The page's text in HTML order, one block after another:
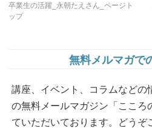
卒業生の活躍_永朝たえさん_ページト
ップ
無料メルマガで
講座、イベント、コラムなどの
の無料メールマガジン「こころ
ていただいております。どうぞ